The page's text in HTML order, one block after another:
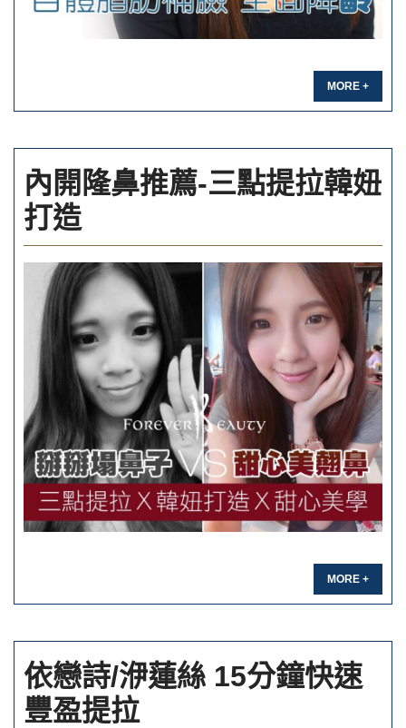
MORE +
內開隆鼻推薦-三點提拉韓妞
打造
MORE +
依戀詩/洢蓮絲 15分鐘快速
豐盈提拉